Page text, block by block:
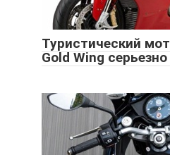
Туристический
Gold Wing